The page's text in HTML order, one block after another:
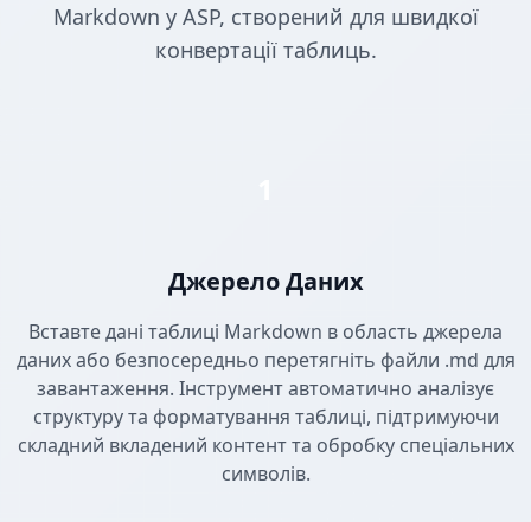
Markdown у ASP, створений для швидкої
конвертації таблиць.
Джерело Даних
Вставте дані таблиці Markdown в область джерела
даних або безпосередньо перетягніть файли .md для
завантаження. Інструмент автоматично аналізує
структуру та форматування таблиці, підтримуючи
складний вкладений контент та обробку спеціальних
символів.